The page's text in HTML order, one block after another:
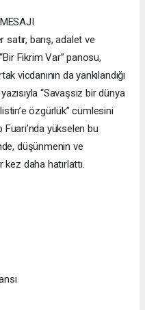
barış, adalet ve
Fikrim Var” panosu,
vicdanının da yankılandığı
“Savaşsız bir dünya
özgürlük” cümlesini
yükselen bu
düşünmenin ve
daha hatırlattı.